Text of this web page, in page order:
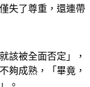
失了尊重，還連帶
該被全面否定」，
夠成熟，「畢竟，
。